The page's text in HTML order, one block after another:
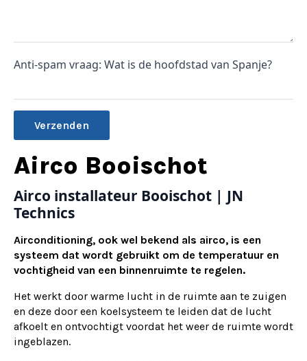
Anti-spam vraag: Wat is de hoofdstad van Spanje?
Alternative:
Airco Booischot
Airco installateur Booischot | JN
Technics
Airconditioning, ook wel bekend als airco, is een
systeem dat wordt gebruikt om de temperatuur en
vochtigheid van een binnenruimte te regelen.
Het werkt door warme lucht in de ruimte aan te zuigen
en deze door een koelsysteem te leiden dat de lucht
afkoelt en ontvochtigt voordat het weer de ruimte wordt
ingeblazen.